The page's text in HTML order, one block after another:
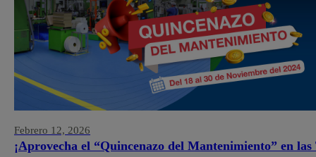
Febrero 12, 2026
¡Aprovecha el “Quincenazo del Mantenimiento” en